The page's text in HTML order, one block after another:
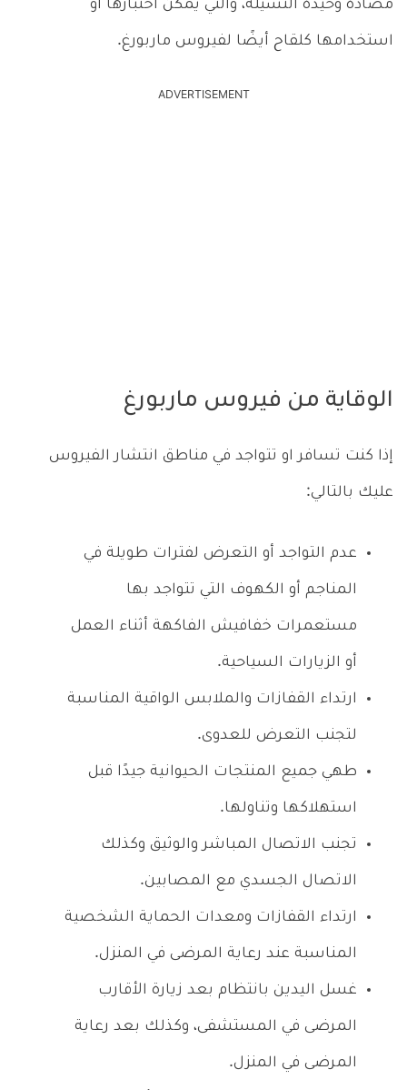
مضادة وحيدة النسيلة، والتي يمكن اختبارها أو
استخدامها كلقاح أيضًا لفيروس ماربورغ.
ADVERTISEMENT
الوقاية من فيروس ماربورغ
إذا كنت تسافر او تتواجد في مناطق انتشار الفيروس
عليك بالتالي:
عدم التواجد أو التعرض لفترات طويلة في
المناجم أو الكهوف التي تتواجد بها
مستعمرات خفافيش الفاكهة أثناء العمل
أو الزيارات السياحية.
ارتداء القفازات والملابس الواقية المناسبة
لتجنب التعرض للعدوى.
طهي جميع المنتجات الحيوانية جيدًا قبل
استهلاكها وتناولها.
تجنب الاتصال المباشر والوثيق وكذلك
الاتصال الجسدي مع المصابين.
ارتداء القفازات ومعدات الحماية الشخصية
المناسبة عند رعاية المرضى في المنزل.
غسل اليدين بانتظام بعد زيارة الأقارب
المرضى في المستشفى، وكذلك بعد رعاية
المرضى في المنزل.